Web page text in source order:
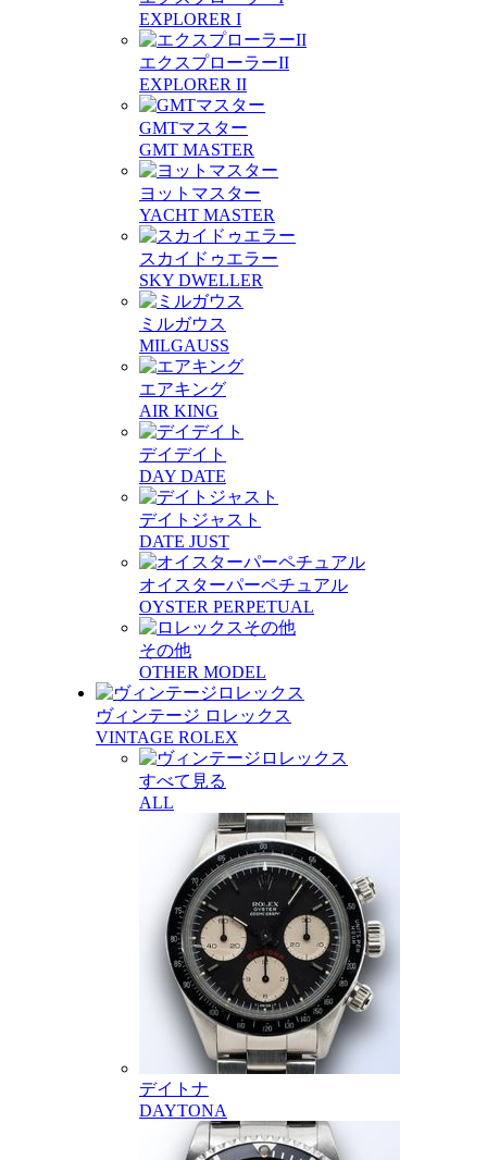
EXPLORER I
エクスプローラーII
EXPLORER II
GMTマスター
GMT MASTER
ヨットマスター
YACHT MASTER
スカイドゥエラー
SKY DWELLER
ミルガウス
MILGAUSS
エアキング
AIR KING
デイデイト
DAY DATE
デイトジャスト
DATE JUST
オイスターパーペチュアル
OYSTER PERPETUAL
その他
OTHER MODEL
ヴィンテージ ロレックス
VINTAGE ROLEX
すべて見る
ALL
デイトナ
DAYTONA